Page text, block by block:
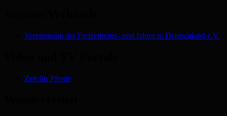
Vereinigung der Freizeitreiter- und fahrer in Deutschland e.V.
Zeit für Pferde